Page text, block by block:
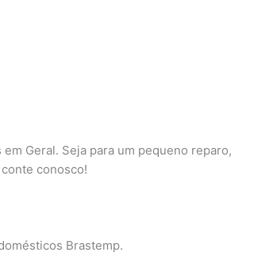
Geral. Seja para um pequeno reparo,
conosco!
Brastemp.